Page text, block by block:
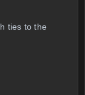
ties to the